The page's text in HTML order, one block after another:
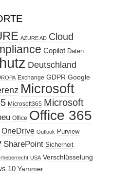
AZURE AD Cloud
Copilot Daten
Deutschland
Exchange GDPR Google
Microsoft
Microsoft365 Microsoft
Office Office 365
OneDrive Outlook Purview
SharePoint Sicherheit
USA Verschlüsselung
10 Yammer